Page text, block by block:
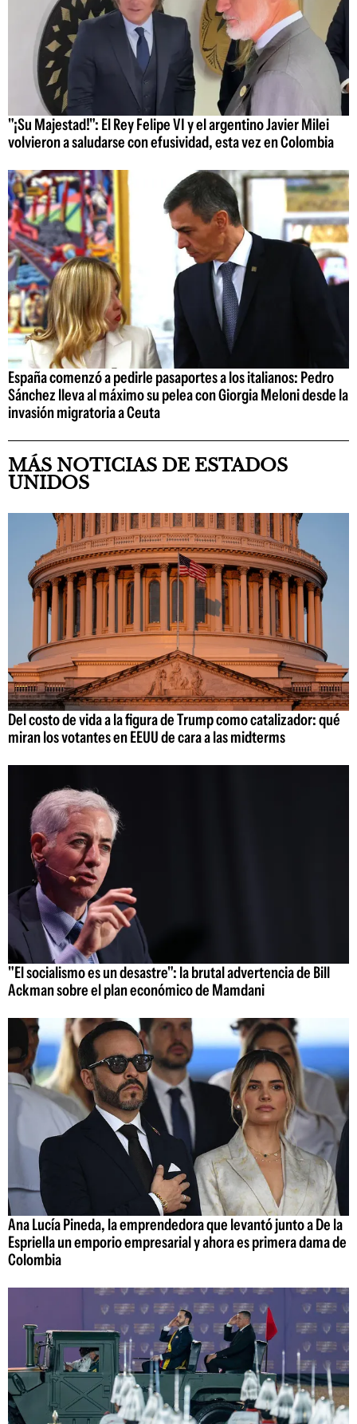
"¡Su Majestad!": El Rey Felipe VI y el argentino Javier Milei
volvieron a saludarse con efusividad, esta vez en Colombia
España comenzó a pedirle pasaportes a los italianos: Pedro
Sánchez lleva al máximo su pelea con Giorgia Meloni desde la
invasión migratoria a Ceuta
MÁS NOTICIAS DE ESTADOS
UNIDOS
Del costo de vida a la figura de Trump como catalizador: qué
miran los votantes en EEUU de cara a las midterms
"El socialismo es un desastre": la brutal advertencia de Bill
Ackman sobre el plan económico de Mamdani
Ana Lucía Pineda, la emprendedora que levantó junto a De la
Espriella un emporio empresarial y ahora es primera dama de
Colombia